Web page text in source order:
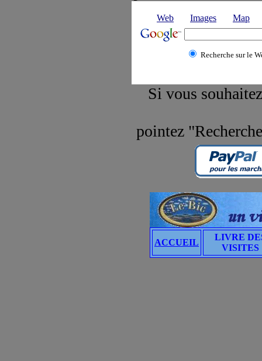
Web Images Map
Recherche sur le
Si vous
pointez
ACCUEIL
LIVRE
VISITES